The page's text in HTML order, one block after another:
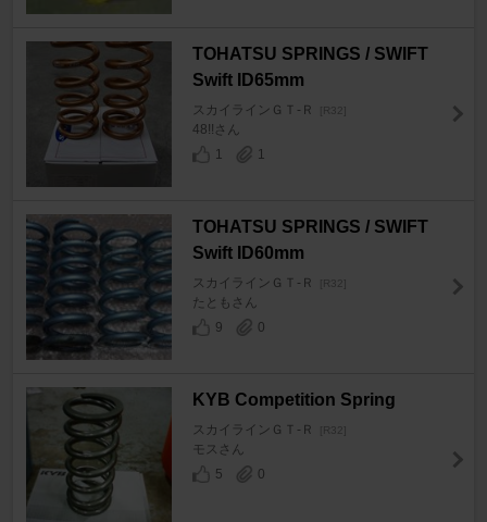
TOHATSU SPRINGS / SWIFT
Swift ID65mm
スカイラインＧＴ‐Ｒ [R32]
48!!さん
1
1
TOHATSU SPRINGS / SWIFT
Swift ID60mm
スカイラインＧＴ‐Ｒ [R32]
たともさん
9
0
KYB Competition Spring
スカイラインＧＴ‐Ｒ [R32]
モスさん
5
0